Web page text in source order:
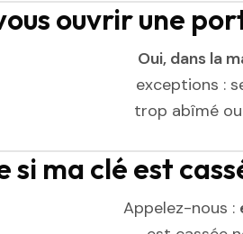
ouvrir une
Oui, dans la
exceptions :
trop abîmé
si ma clé est
Appelez-nous :